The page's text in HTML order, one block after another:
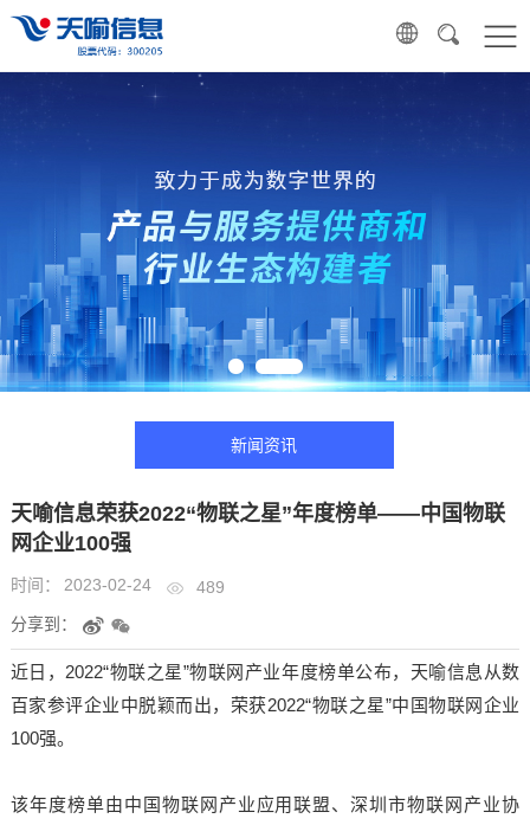
新闻资讯
天喻信息荣获2022“物联之星”年度榜单——中国物联
网企业100强
时间： 2023-02-24
489
分享到：
近日，2022“物联之星”物联网产业年度榜单公布，天喻信息从数
百家参评企业中脱颖而出，荣获2022“物联之星”中国物联网企业
100强。
该年度榜单由中国物联网产业应用联盟、深圳市物联网产业协